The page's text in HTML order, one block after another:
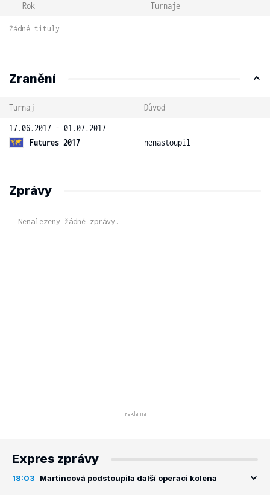
Rok Turnaje
Žádné tituly
Zranění
Turnaj
Důvod
17.06.2017 - 01.07.2017
Futures 2017
nenastoupil
Zprávy
Nenalezeny žádné zprávy.
Expres zprávy
18:03 Martincová podstoupila další operaci kolena